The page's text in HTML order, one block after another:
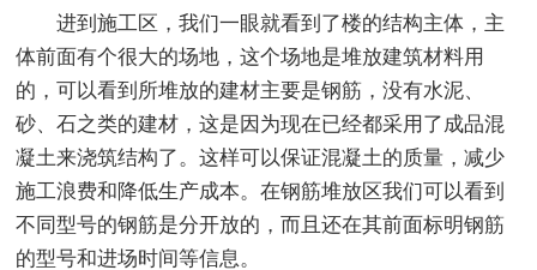
进到施工区，我们一眼就看到了楼的结构主体，主
体前面有个很大的场地，这个场地是堆放建筑材料用
的，可以看到所堆放的建材主要是钢筋，没有水泥、
砂、石之类的建材，这是因为现在已经都采用了成品混
凝土来浇筑结构了。这样可以保证混凝土的质量，减少
施工浪费和降低生产成本。在钢筋堆放区我们可以看到
不同型号的钢筋是分开放的，而且还在其前面标明钢筋
的型号和进场时间等信息。